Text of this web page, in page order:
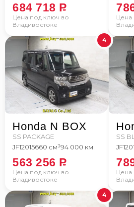
Цена под ключ во
Владивостоке
684 718 P
Цена
4
Honda N BOX
SS PACKAGE
JF12015660 см³94 000 км.
Цена под ключ во
Владивостоке
563 256 P
SS
JF1
Цена
4